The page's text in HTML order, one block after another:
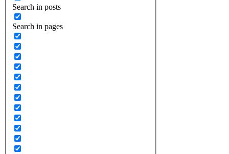
Search in posts
Search in pages